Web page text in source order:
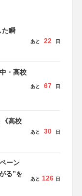
た瞬
あと 22 日
・高校
あと 67 日
高校
あと 30 日
ーン
る”を
あと 126 日